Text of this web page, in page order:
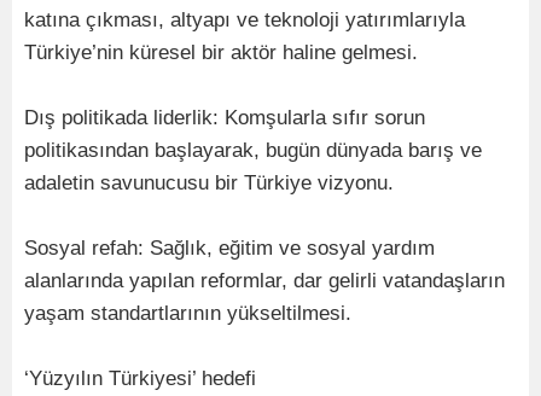
katına çıkması, altyapı ve teknoloji yatırımlarıyla
Türkiye’nin küresel bir aktör haline gelmesi.
Dış politikada liderlik: Komşularla sıfır sorun
politikasından başlayarak, bugün dünyada barış ve
adaletin savunucusu bir Türkiye vizyonu.
Sosyal refah: Sağlık, eğitim ve sosyal yardım
alanlarında yapılan reformlar, dar gelirli vatandaşların
yaşam standartlarının yükseltilmesi.
‘Yüzyılın Türkiyesi’ hedefi